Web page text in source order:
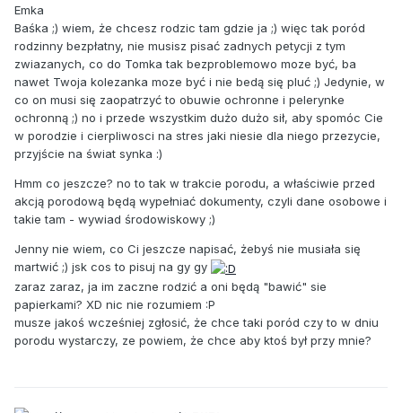
Emka
Baśka ;) wiem, że chcesz rodzic tam gdzie ja ;) więc tak poród
rodzinny bezpłatny, nie musisz pisać zadnych petycji z tym
zwiazanych, co do Tomka tak bezproblemowo moze być, ba
nawet Twoja kolezanka moze być i nie bedą się pluć ;) Jedynie, w
co on musi się zaopatrzyć to obuwie ochronne i pelerynke
ochronną ;) no i przede wszystkim dużo dużo sił, aby spomóc Cie
w porodzie i cierpliwosci na stres jaki niesie dla niego przezycie,
przyjście na świat synka :)
Hmm co jeszcze? no to tak w trakcie porodu, a właściwie przed
akcją porodową będą wypełniać dokumenty, czyli dane osobowe i
takie tam - wywiad środowiskowy ;)
Jenny nie wiem, co Ci jeszcze napisać, żebyś nie musiała się
martwić ;) jsk cos to pisuj na gy gy
zaraz zaraz, ja im zaczne rodzić a oni będą "bawić" sie
papierkami? XD nic nie rozumiem :P
musze jakoś wcześniej zgłosić, że chce taki poród czy to w dniu
porodu wystarczy, ze powiem, że chce aby ktoś był przy mnie?